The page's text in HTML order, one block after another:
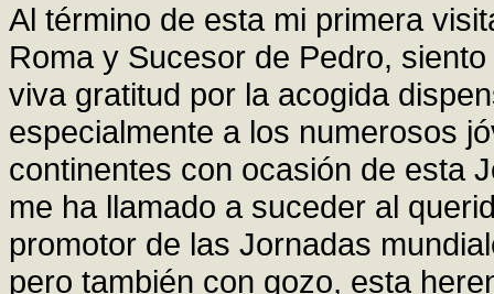
Al término de esta mi primera
Roma y Sucesor de Pedro,
viva gratitud por la acogida
especialmente a los numerosos
continentes con ocasión de esta
me ha llamado a suceder al
promotor de las Jornadas
pero también con gozo, esta